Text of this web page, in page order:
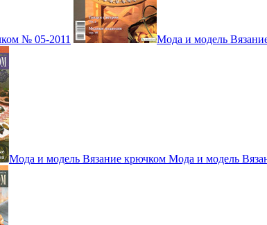
№ 05-2011 Мода и модель
Мода и модель Вязание крючком Мода и модель